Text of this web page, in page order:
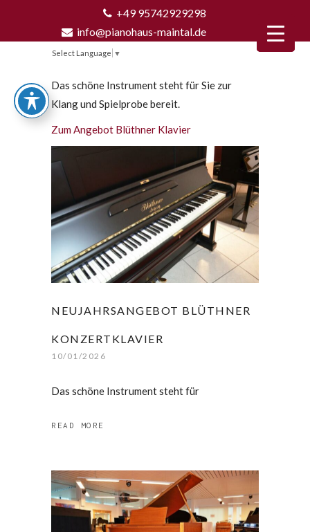
+49 95742929298
info@pianohaus-maintal.de
Select Language ▼
Das schöne Instrument steht für Sie zur
Klang und Spielprobe bereit.
Zum Angebot Blüthner Klavier
NEUJAHRSANGEBOT BLÜTHNER
KONZERTKLAVIER
10/01/2026
Das schöne Instrument steht für
READ MORE